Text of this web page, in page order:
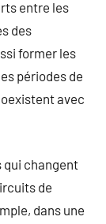
entre les
des
former les
périodes de
avec
qui changent
de
dans une